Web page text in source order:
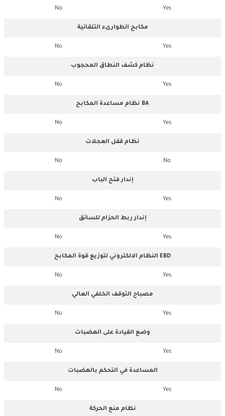
Yes
No
مكابح الطوارىء التلقائية
Yes
No
نظام كشف النطاق المحجوب
Yes
No
نظام مساعدة المكابح BA
Yes
No
نظام قفل العجلات
No
No
إندار فتح الباب
Yes
No
إندار ربط الحزام للسائق
Yes
No
النظام الالكتروني لتوزيع قوة المكابح EBD
Yes
No
مصباح التوقف الخلفي العالي
Yes
No
وضع القيادة على الهضبات
Yes
No
المساعدة في التحكم بالهضبات
Yes
No
نظام منع الحركة